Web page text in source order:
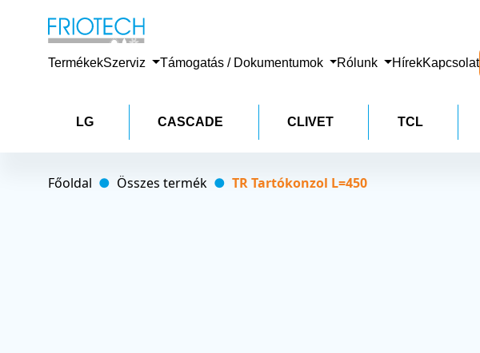
TermékekSzerviz Támogatás / Dokumentumok Rólunk HírekKapcsolat
LG CASCADE CLIVET TCL
Főoldal Összes termék TR Tartókonzol L=450